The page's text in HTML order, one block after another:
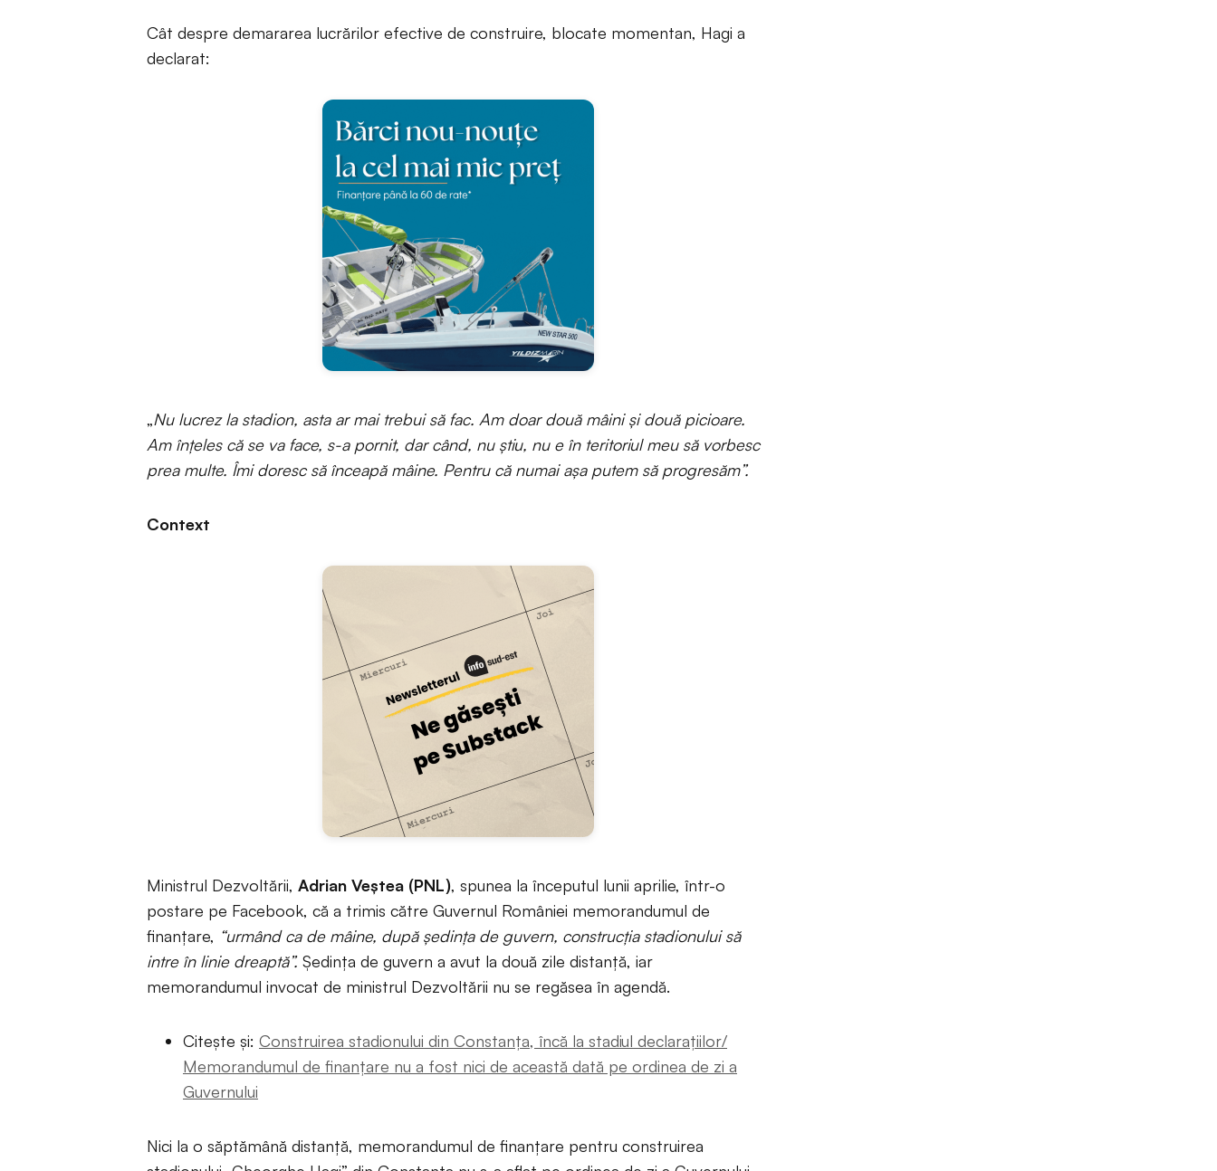
Cât despre demararea lucrărilor efective de construire, blocate momentan, Hagi a
declarat:
„Nu lucrez la stadion, asta ar mai trebui să fac. Am doar două mâini și două picioare.
Am înțeles că se va face, s-a pornit, dar când, nu știu, nu e în teritoriul meu să vorbesc
prea multe. Îmi doresc să înceapă mâine. Pentru că numai așa putem să progresăm”.
Context
Ministrul Dezvoltării, Adrian Veștea (PNL), spunea la începutul lunii aprilie, într-o
postare pe Facebook, că a trimis către Guvernul României memorandumul de
finanțare, “urmând ca de mâine, după ședința de guvern, construcția stadionului să
intre în linie dreaptă”. Ședința de guvern a avut la două zile distanță, iar
memorandumul invocat de ministrul Dezvoltării nu se regăsea în agendă.
Citește și: Construirea stadionului din Constanța, încă la stadiul declarațiilor/
Memorandumul de finanțare nu a fost nici de această dată pe ordinea de zi a
Guvernului
Nici la o săptămână distanță, memorandumul de finanțare pentru construirea